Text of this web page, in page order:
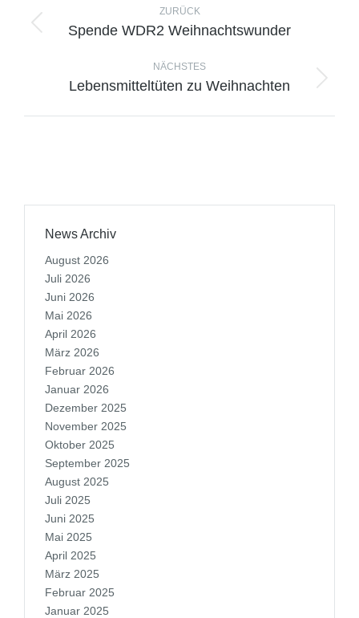
ZURÜCK
Spende WDR2 Weihnachtswunder
NÄCHSTES
Lebensmitteltüten zu Weihnachten
News Archiv
August 2026
Juli 2026
Juni 2026
Mai 2026
April 2026
März 2026
Februar 2026
Januar 2026
Dezember 2025
November 2025
Oktober 2025
September 2025
August 2025
Juli 2025
Juni 2025
Mai 2025
April 2025
März 2025
Februar 2025
Januar 2025